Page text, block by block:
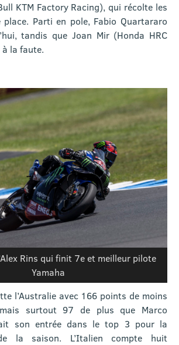
KTM Factory Racing), qui récolte les
Parti en pole, Fabio Quartararo
tandis que Joan Mir (Honda HRC
la faute.
Rins qui finit 7e et meilleur pilote
Yamaha
l’Australie avec 166 points de moins
surtout 97 de plus que Marco
son entrée dans le top 3 pour la
la saison. L’Italien compte huit